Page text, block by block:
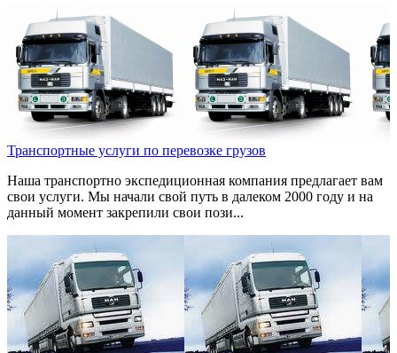
Транспортные услуги по перевозке грузов
Наша транспортно экспедиционная компания предлагает вам
свои услуги. Мы начали свой путь в далеком 2000 году и на
данный момент закрепили свои пози...